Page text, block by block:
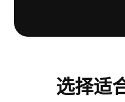
选择适